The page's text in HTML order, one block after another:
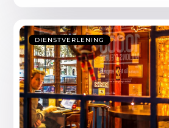
DIENSTVERLENING